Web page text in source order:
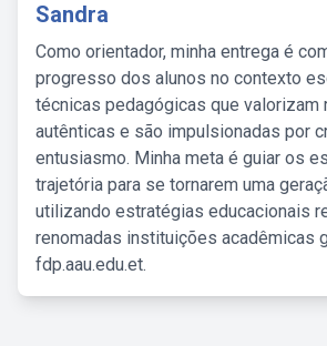
Sandra
Como orientador, minha entrega é
progresso dos alunos no contexto
técnicas pedagógicas que valorizam
autênticas e são impulsionadas por
entusiasmo. Minha meta é guiar os
trajetória para se tornarem uma
utilizando estratégias educacionais
renomadas instituições acadêmicas
fdp.aau.edu.et.